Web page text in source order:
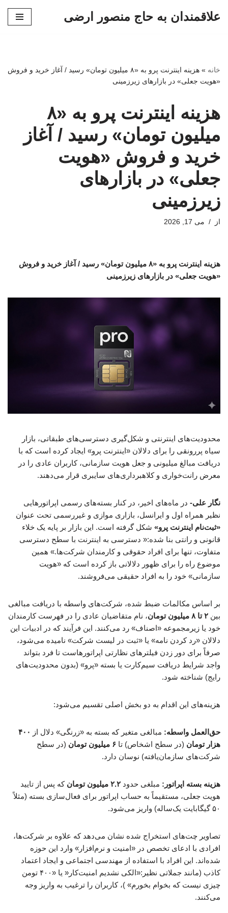
علاقمندان به حاج منصور ارضی
خانه »
هزینه اینترنت پرو به «۸ میلیون تومان» رسید / آغاز خرید و فروش
«هویت جعلی» در بازارهای زیرزمینی
هزینه اینترنت پرو به «۸
میلیون تومان» رسید / آغاز
خرید و فروش «هویت
جعلی» در بازارهای
زیرزمینی
از می 17, 2026
هزینه اینترنت پرو به «۸ میلیون تومان» رسید / آغاز خرید و فروش
«هویت جعلی» در بازارهای زیرزمینی
محدودیت‌های اینترنتی و شکل‌گیری دسترسی‌های طبقاتی، بازار
سیاه پررونقی را برای دلالان «اینترنت پرو» ایجاد کرده است که با
دریافت مبالغ میلیونی و جعل هویت سازمانی، کاربران عادی را در
معرض رانت‌خواری و کلاهبرداری‌های سایبری قرار می‌دهند.
نگار علی- در ماه‌های اخیر، در کنار بسته‌های رسمی اپراتورهایی
نظیر همراه اول و ایرانسل، بازاری موازی و غیررسمی تحت عنوان
«ثبت‌نام اینترنت پرو» شکل گرفته است. این بازار بر پایه یک خلاء
قانونی و رانتی بنا شده:« دسترسی به اینترنت با سطح دسترسی
متفاوت، تنها برای افراد حقوقی و کارمندان شرکت‌ها.» همین
موضوع راه را برای ظهور دلالانی باز کرده است که «هویت
سازمانی» خود را به افراد حقیقی می‌فروشند.
بر اساس مکالمات ضبط شده، شرکت‌های واسطه با دریافت مبالغی
بین ۲ تا ۸ میلیون تومان
، نام متقاضیان عادی را در فهرست کارمندان
خود یا زیرمجموعه «اصناف» رد می‌کنند. این فرآیند که در ادبیات این
دلالان «رد کردن نامه» یا «ثبت در لیست شرکت» نامیده می‌شود،
صرفاً برای دور زدن فیلترهای نظارتی اپراتورهاست تا فرد بتواند
واجد شرایط دریافت سیم‌کارت یا بسته «پرو» (بدون محدودیت‌های
رایج) شناخته شود.
هزینه‌های این اقدام به دو بخش اصلی تقسیم می‌شود:
حق‌العمل واسطه: مبالغی متغیر که بسته به «زرنگی» دلال از ۴۰۰
هزار تومان (در سطح اشخاص) تا ۶ میلیون تومان
(در سطح
شرکت‌های سازمان‌یافته) نوسان دارد.
هزینه بسته اپراتور: مبلغی حدود ۲.۲ میلیون تومان
که پس از تایید
هویت جعلی، مستقیماً به حساب اپراتور برای فعال‌سازی بسته (مثلاً
۵۰ گیگابایت یک‌ساله) واریز می‌شود.
تصاویر چت‌های استخراج شده نشان می‌دهد که علاوه بر شرکت‌ها،
افرادی با ادعای تخصص در «امنیت و نرم‌افزار» وارد این حوزه
شده‌اند. این افراد با استفاده از مهندسی اجتماعی و ایجاد اعتماد
کاذب (مانند جملاتی نظیر:«الکی نشدیم امنیت‌کار« یا «۴۰۰ تومن
چیزی نیست که بخوام بخورم» )، کاربران را ترغیب به واریز وجه
می‌کنند.